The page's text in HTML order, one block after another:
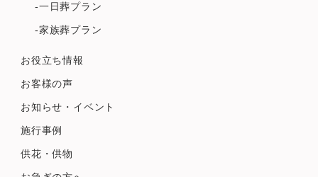
-一日葬プラン
-家族葬プラン
お役立ち情報
お客様の声
お知らせ・イベント
施行事例
供花・供物